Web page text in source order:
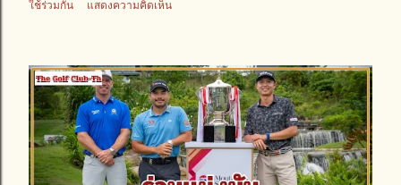
ใช้ร่วมกัน แสดงความคิดเห็น